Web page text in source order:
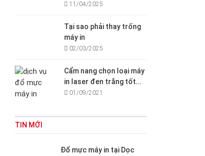
11/04/2025
Tại sao phải thay trống
máy in
02/03/2025
Cẩm nang chọn loại máy
in laser đen trắng tốt
cho văn phòng, gia đình
01/09/2021
TIN MỚI
Đổ mực máy in tại Dọc